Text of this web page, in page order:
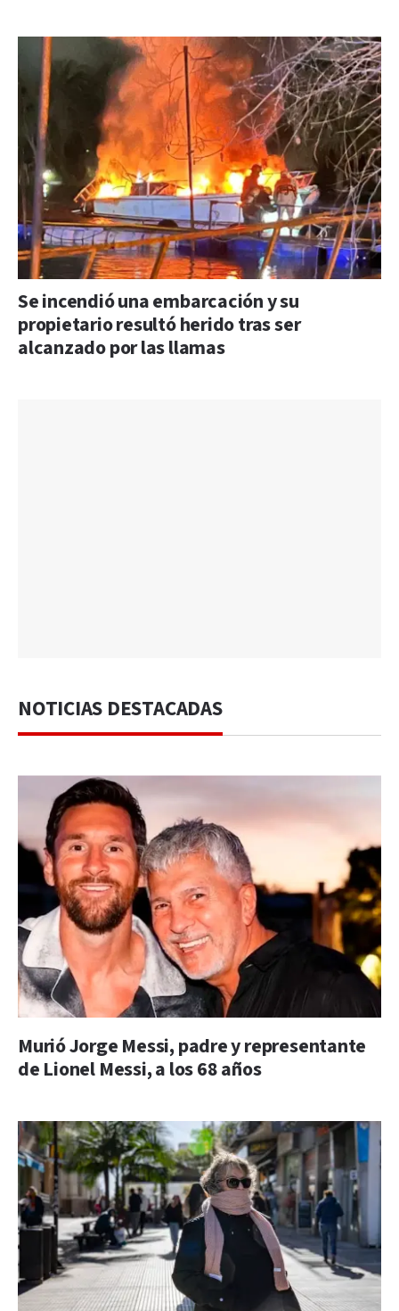
Se incendió una embarcación y su
propietario resultó herido tras ser
alcanzado por las llamas
NOTICIAS DESTACADAS
Murió Jorge Messi, padre y representante
de Lionel Messi, a los 68 años